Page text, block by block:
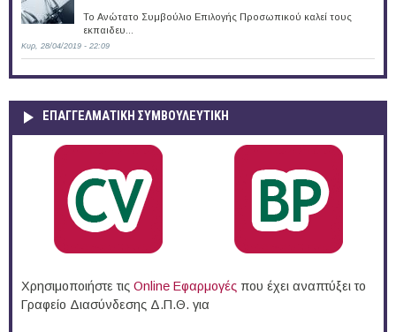
Το Ανώτατο Συμβούλιο Επιλογής Προσωπικού καλεί τους
εκπαιδευ...
Κυρ, 28/04/2019 - 22:09
ΕΠΑΓΓΕΛΜΑΤΙΚΉ ΣΥΜΒΟΥΛΕΥΤΙΚΉ
Χρησιμοποιήστε τις Online Eφαρμογές που έχει αναπτύξει το
Γραφείο Διασύνδεσης Δ.Π.Θ. για